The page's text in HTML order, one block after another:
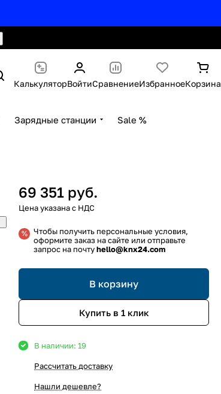
КалькуляторВойтиСравнениеИзбранноеКорзина
Зарядные станции Sale %
69 351 руб.
Чтобы получить персональные условия,
оформите заказ на сайте или отправьте
запрос на почтуhello@knx24.com
В корзину
Купить в 1 клик
В наличии: 19
Рассчитать доставку
Нашли дешевле?